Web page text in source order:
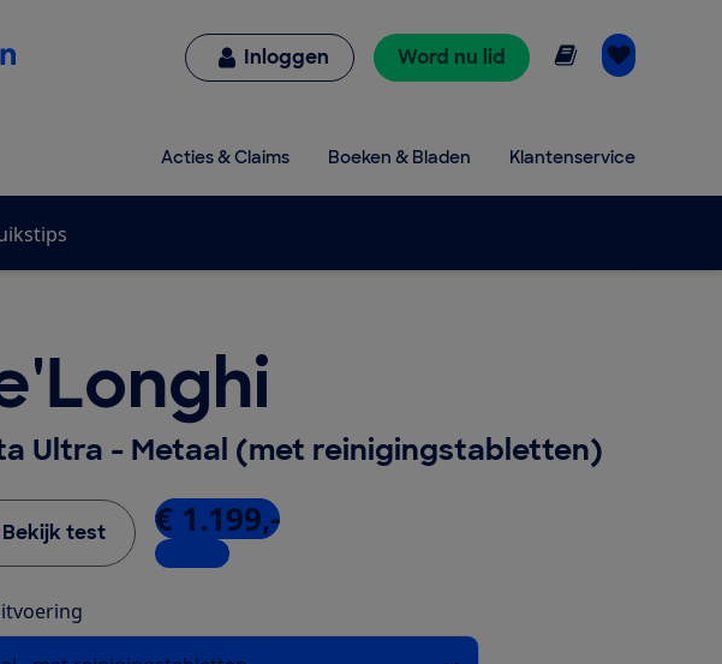
Inloggen Word nu lid Online lezen
Acties & Claims Boeken & Bladen Klantenservice
Ultra - Metaal (met reinigingstabletten)
Bekijk test € 1.199,-
1 winkel